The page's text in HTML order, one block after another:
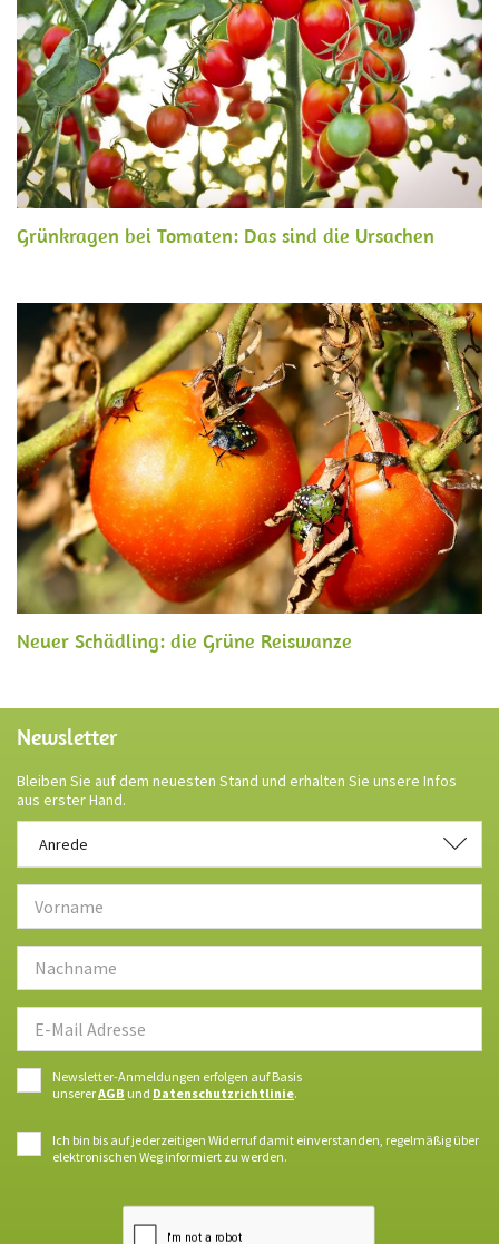
Grünkragen bei Tomaten: Das sind die Ursachen
Neuer Schädling: die Grüne Reiswanze
Newsletter
Bleiben Sie auf dem neuesten Stand und erhalten Sie unsere Infos
aus erster Hand.
Anrede
Anrede
Newsletter-Anmeldungen erfolgen auf Basis
unsererAGB und Datenschutzrichtlinie.
Ich bin bis auf jederzeitigen Widerruf damit einverstanden, regelmäßig über
elektronischen Weg informiert zu werden.